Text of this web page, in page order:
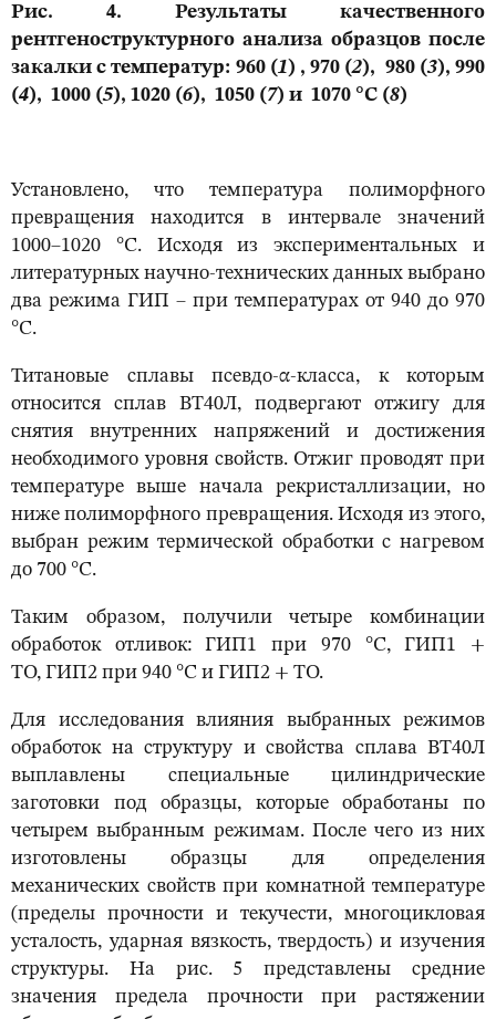
Рис. 4. Результаты качественного
рентгеноструктурного анализа образцов после
закалки с температур: 960 (1) , 970 (2), 980 (3), 990
(4), 1000 (5), 1020 (6), 1050 (7) и 1070 °С (8)
Установлено, что температура полиморфного
превращения находится в интервале значений
1000–1020 °С. Исходя из экспериментальных и
литературных научно-технических данных выбрано
два режима ГИП – при температурах от 940 до 970
°С.
Титановые сплавы псевдо-α-класса, к которым
относится сплав ВТ40Л, подвергают отжигу для
снятия внутренних напряжений и достижения
необходимого уровня свойств. Отжиг проводят при
температуре выше начала рекристаллизации, но
ниже полиморфного превращения. Исходя из этого,
выбран режим термической обработки с нагревом
до 700 °С.
Таким образом, получили четыре комбинации
обработок отливок: ГИП1 при 970 °С, ГИП1 +
ТО, ГИП2 при 940 °С и ГИП2 + ТО.
Для исследования влияния выбранных режимов
обработок на структуру и свойства сплава ВТ40Л
выплавлены специальные цилиндрические
заготовки под образцы, которые обработаны по
четырем выбранным режимам. После чего из них
изготовлены образцы для определения
механических свойств при комнатной температуре
(пределы прочности и текучести, многоцикловая
усталость, ударная вязкость, твердость) и изучения
структуры. На рис. 5 представлены средние
значения предела прочности при растяжении